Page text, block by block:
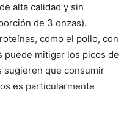
alta calidad y sin
de 3 onzas).
como el pollo, con
puede mitigar los picos de
sugieren que consumir
es particularmente